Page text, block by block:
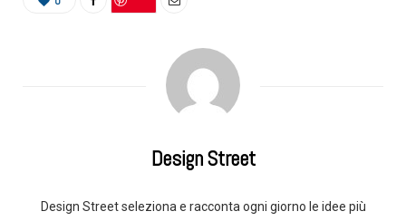
Design Street
Design Street seleziona e racconta ogni giorno le idee più